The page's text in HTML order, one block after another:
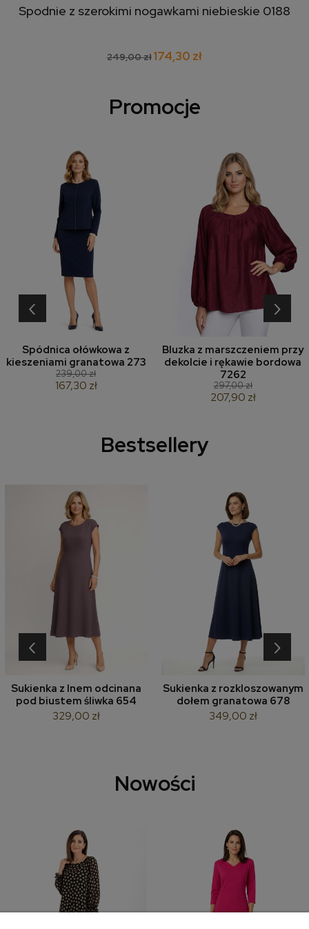
Spodnie z szerokimi nogawkami niebieskie 0188
249,00 zł174,30 zł
Promocje
Spódnica ołówkowa z
kieszeniami granatowa 273
239,00 zł
167,30 zł
Bluzka z marszczeniem przy
dekolcie i rękawie bordowa
7262
297,00 zł
207,90 zł
‹ ›
Bestsellery
Sukienka z lnem odcinana
pod biustem śliwka 654
329,00 zł
Sukienka z rozkloszowanym
dołem granatowa 678
349,00 zł
‹ ›
Nowości